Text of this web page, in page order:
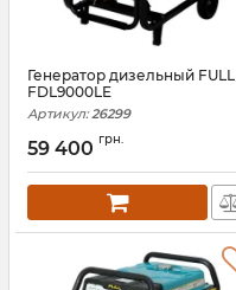
Генератор дизельный FULL
FDL9000LE
Артикул: 26299
59 400 грн.